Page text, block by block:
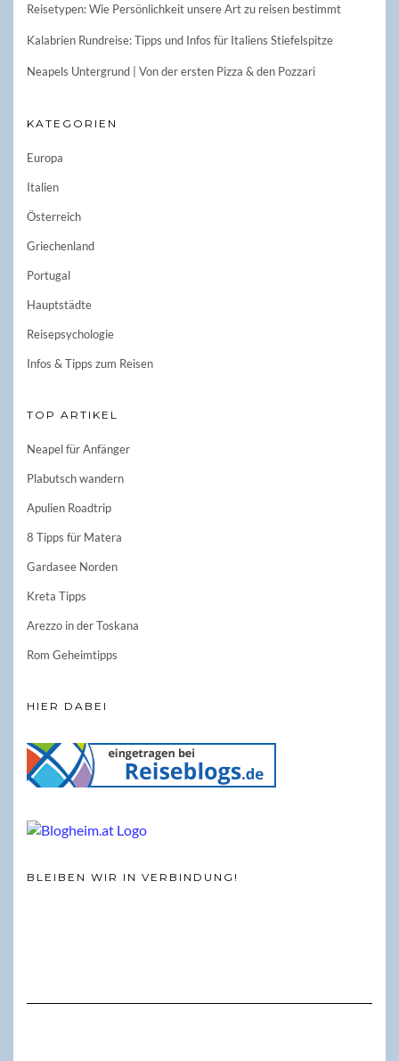
Reisetypen: Wie Persönlichkeit unsere Art zu reisen bestimmt
Kalabrien Rundreise: Tipps und Infos für Italiens Stiefelspitze
Neapels Untergrund | Von der ersten Pizza & den Pozzari
KATEGORIEN
Europa
Italien
Österreich
Griechenland
Portugal
Hauptstädte
Reisepsychologie
Infos & Tipps zum Reisen
TOP ARTIKEL
Neapel für Anfänger
Plabutsch wandern
Apulien Roadtrip
8 Tipps für Matera
Gardasee Norden
Kreta Tipps
Arezzo in der Toskana
Rom Geheimtipps
HIER DABEI
BLEIBEN WIR IN VERBINDUNG!